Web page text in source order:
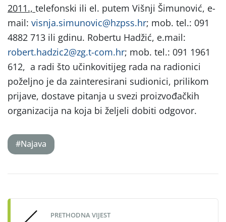
2011., telefonski ili el. putem Višnji Šimunović, e-
mail: visnja.simunovic@hzpss.hr; mob. tel.: 091
4882 713 ili gdinu. Robertu Hadžić, e.mail:
robert.hadzic2@zg.t-com.hr; mob. tel.: 091 1961
612, a radi što učinkovitijeg rada na radionici
poželjno je da zainteresirani sudionici, prilikom
prijave, dostave pitanja u svezi proizvođačkih
organizacija na koja bi željeli dobiti odgovor.
#Najava
navigation
PRETHODNA VIJEST